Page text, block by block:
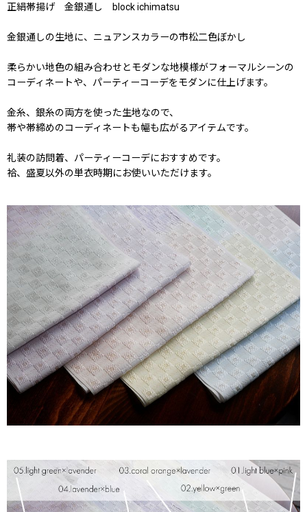
正絹帯揚げ 金銀通し block ichimatsu
金銀通しの生地に、ニュアンスカラーの市松二色ぼかし
柔らかい地色の組み合わせとモダンな地模様がフォーマルシーンの
コーディネートや、パーティーコーデをモダンに仕上げます。
金糸、銀糸の両方を使った生地なので、
帯や帯締めのコーディネートも幅も広がるアイテムです。
礼装の訪問着、パーティーコーデにおすすめです。
袷、盛夏以外の単衣時期にお使いいただけます。